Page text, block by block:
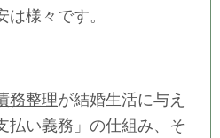
様々です。
務整理が結婚生活に与え
払い義務」の仕組み、そ